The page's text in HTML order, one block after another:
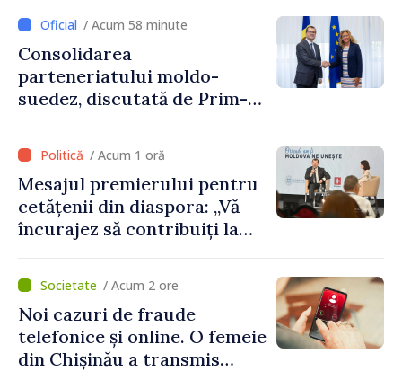
/ Acum 58 minute
Consolidarea
parteneriatului moldo-
suedez, discutată de Prim-
Ambasadoarea Suediei,
Petra Lärke/ Acum 1 oră
Mesajul premierului pentru
cetățenii din diaspora: „Vă
încurajez să contribuiți la
Moldova”
/ Acum 2 ore
Noi cazuri de fraude
telefonice și online. O femeie
din Chișinău a transmis